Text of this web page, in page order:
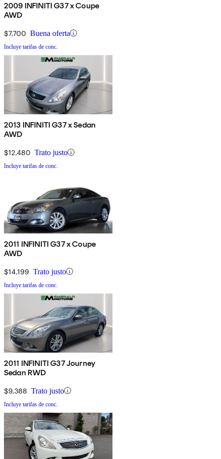
2009 INFINITI G37 x Coupe
AWD
$7,700 Buena oferta
Incluye tarifas de conc.
2013 INFINITI G37 x Sedan
AWD
$12,480 Trato justo
Incluye tarifas de conc.
2011 INFINITI G37 x Coupe
AWD
$14,199 Trato justo
Incluye tarifas de conc.
2011 INFINITI G37 Journey
Sedan RWD
$9,388 Trato justo
Incluye tarifas de conc.